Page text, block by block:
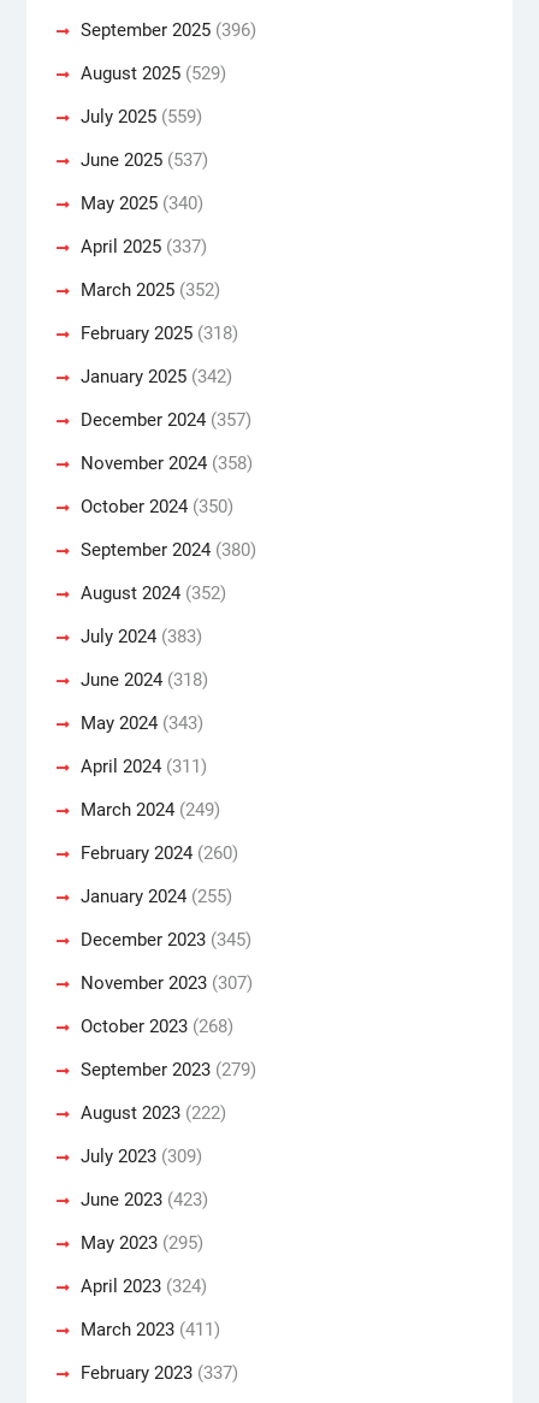
September 2025(396)
August 2025(529)
July 2025(559)
June 2025(537)
May 2025(340)
April 2025(337)
March 2025(352)
February 2025(318)
January 2025(342)
December 2024(357)
November 2024(358)
October 2024(350)
September 2024(380)
August 2024(352)
July 2024(383)
June 2024(318)
May 2024(343)
April 2024(311)
March 2024(249)
February 2024(260)
January 2024(255)
December 2023(345)
November 2023(307)
October 2023(268)
September 2023(279)
August 2023(222)
July 2023(309)
June 2023(423)
May 2023(295)
April 2023(324)
March 2023(411)
February 2023(337)